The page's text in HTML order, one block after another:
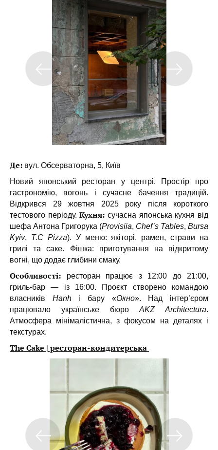
Де: вул. Обсерваторна, 5, Київ
Новий японський ресторан у центрі. Простір про
гастрономію, вогонь і сучасне бачення традицій.
Відкрився 29 жовтня 2025 року після короткого
тестового періоду.Кухня: сучасна японська кухня від
шефа Антона Григорука (Provisiia, Chef’s Tables, Bursa
Kyiv, T.C Pizza). У меню: якіторі, рамен, страви на
грилі та саке. Фішка: приготування на відкритому
вогні, що додає глибини смаку.
Особливості: ресторан працює з 12:00 до 21:00,
гриль-бар — із 16:00. Проєкт створено командою
власників Hanhі бару «Oкно». Над інтер’єром
працювало українське бюроAKZ Architectura.
Атмосфера мінімалістична, з фокусом на деталях і
текстурах.
The Cake | ресторан-кондитерська